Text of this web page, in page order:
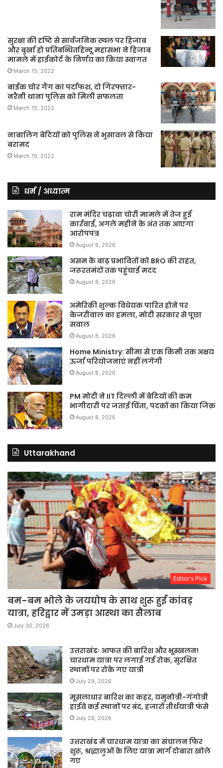
सुरक्षा की दृष्टि से सार्वजनिक स्थल पर हिजाब
और बुर्खा हो प्रतिबन्धितहिन्दू महासभा ने हिजाब
मामले में हाईकोर्ट के निर्णय का किया स्वागत
March 15, 2022
बाईक चोर गैंग का पर्दाफश, दो गिरफ्तार-
नरैनी थाना पुलिस को मिली सफलता
March 15, 2022
नाबालिग बेटियों को पुलिस ने भुसावल से किया
बरामद
March 15, 2022
धर्म / अध्यात्म
राम मंदिर चढ़ावा चोरी मामले में तेज हुई
कार्रवाई, अगले महीने के अंत तक आएगा
आरोपपत्र
August 8, 2026
असम के बाढ़ प्रभावितों को BRO की राहत,
जरूरतमंदों तक पहुंचाई मदद
August 8, 2026
अमेरिकी शुल्क विधेयक पारित होने पर
केजरीवाल का हमला, मोदी सरकार से पूछा
सवाल
August 8, 2026
Home Ministry: सीमा से एक किमी तक अक्षय
ऊर्जा परियोजनाएं नहीं लगेंगी
August 8, 2026
PM मोदी ने IIT दिल्ली में बेटियों की कम
भागीदारी पर जताई चिंता, पदकों का किया जिक्र
August 8, 2026
Uttarakhand
Editor's Pick
बम-बम भोले के जयघोष के साथ शुरू हुई कांवड़
यात्रा, हरिद्वार में उमड़ा आस्था का सैलाब
July 30, 2026
उत्तराखंडः आफत की बारिश और भूस्खलन!
चारधाम यात्रा पर लगाई गई रोक, सुरक्षित
स्थानों पर रोके गए यात्री
July 29, 2026
मूसलाधार बारिश का कहर, यमुनोत्री-गंगोत्री
हाईवे कई स्थानों पर बंद, हजारों तीर्थयात्री फंसे
July 28, 2026
उत्तराखंड में चारधाम यात्रा का संचालन फिर
शुरू, श्रद्धालुओं के लिए यात्रा मार्ग दोबारा खोले
गए